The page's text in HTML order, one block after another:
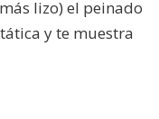
lizo) el peinado
y te muestra